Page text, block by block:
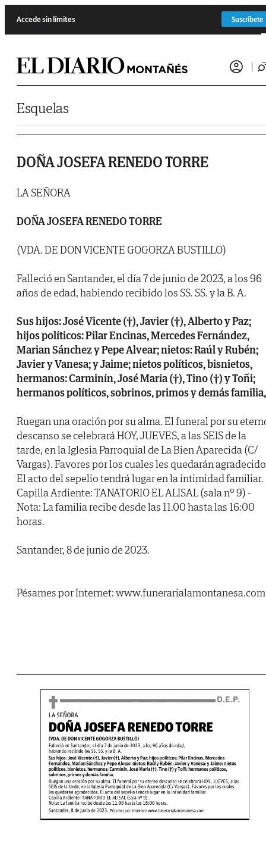
Accede sin límites Suscríbete
Esquelas
DOÑA JOSEFA RENEDO TORRE
LA SEÑORA
DOÑA JOSEFA RENEDO TORRE
(VDA. DE DON VICENTE GOGORZA BUSTILLO)
Falleció en Santander, el día 7 de junio de 2023, a los 96
años de edad, habiendo recibido los SS. SS. y la B. A.
Sus hijos: José Vicente (†), Javier (†), Alberto y Paz;
hijos políticos: Pilar Encinas, Mercedes Fernández,
Marian Sánchez y Pepe Alvear; nietos: Raúl y Rubén;
Javier y Vanesa; y Jaime; nietos políticos, bisnietos,
hermanos: Carminín, José María (†), Tino (†) y Toñi;
hermanos políticos, sobrinos, primos y demás familia,
Ruegan una oración por su alma. El funeral por su
descanso se celebrará HOY, JUEVES, a las SEIS de la
tarde, en la Iglesia Parroquial de La Bien Aparecida (C/
Vargas). Favores por los cuales les quedarán
El acto del sepelio tendrá lugar en la intimidad familiar.
Capilla Ardiente: TANATORIO EL ALISAL (sala nº 9) -
Nota: La familia recibe desde las 11.00 hasta las 16:00
horas.
Santander, 8 de junio de 2023.
Pésames por Internet: www.funerarialamontanesa.com